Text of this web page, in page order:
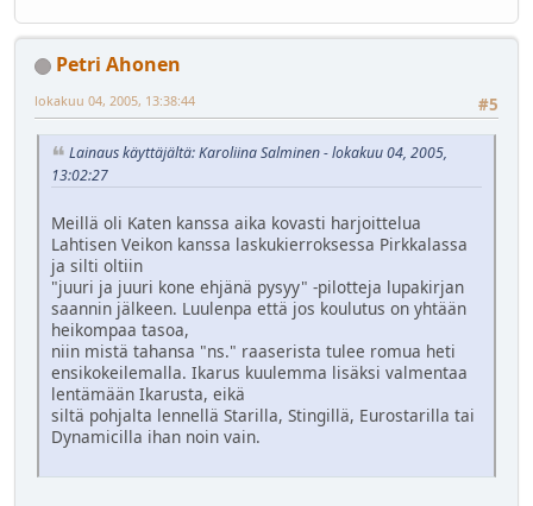
Petri Ahonen
#5
lokakuu 04, 2005, 13:38:44
Lainaus käyttäjältä: Karoliina Salminen - lokakuu 04, 2005,
13:02:27
Meillä oli Katen kanssa aika kovasti harjoittelua
Lahtisen Veikon kanssa laskukierroksessa Pirkkalassa
ja silti oltiin
"juuri ja juuri kone ehjänä pysyy" -pilotteja lupakirjan
saannin jälkeen. Luulenpa että jos koulutus on yhtään
heikompaa tasoa,
niin mistä tahansa "ns." raaserista tulee romua heti
ensikokeilemalla. Ikarus kuulemma lisäksi valmentaa
lentämään Ikarusta, eikä
siltä pohjalta lennellä Starilla, Stingillä, Eurostarilla tai
Dynamicilla ihan noin vain.